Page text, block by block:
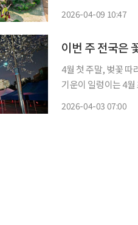
2026-04-09 10:47
이번 주 전국은
4월 첫 주말, 벚꽃 따
기운이 일렁이는 4
2026-04-03 07:00